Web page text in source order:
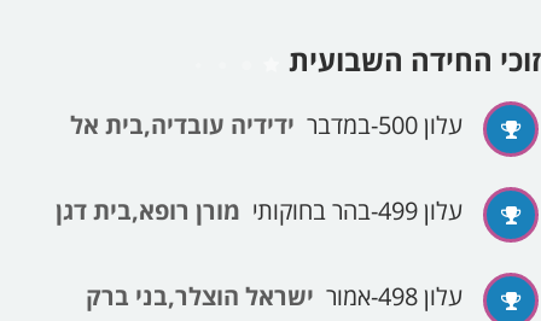
זוכי החידה השבועית
עלון 500-במדבר ידידיה עובדיה,בית אל
עלון 499-בהר בחוקותי מורן רופא,בית דגן
עלון 498-אמור ישראל הוצלר,בני ברק